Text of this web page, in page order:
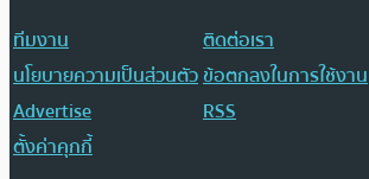
ทีมงาน
ติดต่อเรา
นโยบายความเป็นส่วนตัวข้อตกลงในการใช้งาน
Advertise
RSS
ตั้งค่าคุกกี้